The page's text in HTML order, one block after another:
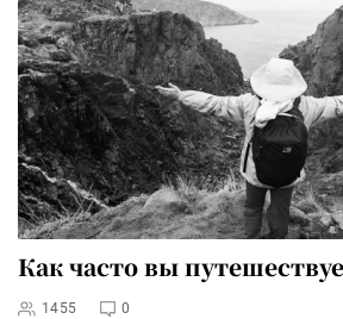
Как часто вы
1455 0